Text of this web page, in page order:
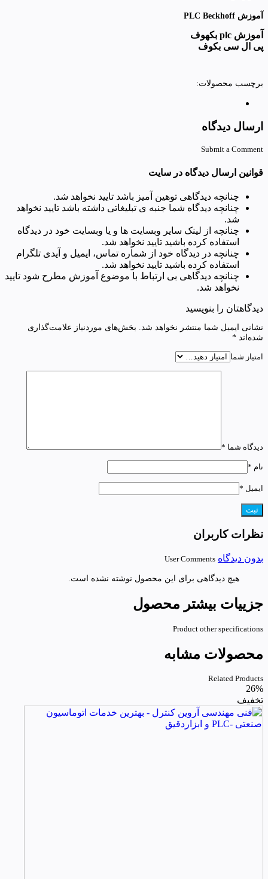
آموزش PLC Beckhoff
آموزش plc بکهوف
پی ال سی بکوف
برچسب محصولات:
ارسال دیدگاه
Submit a Comment
قوانین ارسال دیدگاه در سایت
چنانچه دیدگاهی توهین آمیز باشد تایید نخواهد شد.
چنانچه دیدگاه شما جنبه ی تبلیغاتی داشته باشد تایید نخواهد
شد.
چنانچه از لینک سایر وبسایت ها و یا وبسایت خود در دیدگاه
استفاده کرده باشید تایید نخواهد شد.
چنانچه در دیدگاه خود از شماره تماس، ایمیل و آیدی تلگرام
استفاده کرده باشید تایید نخواهد شد.
چنانچه دیدگاهی بی ارتباط با موضوع آموزش مطرح شود تایید
نخواهد شد.
دیدگاهتان را بنویسید
نشانی ایمیل شما منتشر نخواهد شد. بخش‌های موردنیاز علامت‌گذاری
شده‌اند *
امتیاز شما
دیدگاه شما *
نام *
ایمیل *
نظرات کاربران
بدون دیدگاه User Comments
هیچ دیدگاهی برای این محصول نوشته نشده است.
جزییات بیشتر محصول
Product other specifications
محصولات مشابه
Related Products
26%
تخفیف